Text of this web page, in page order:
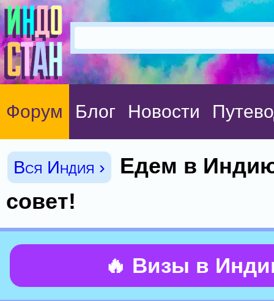
Форум Блог Новости
Вся Индия ›
Едем в
совет!
🔥 Визы в